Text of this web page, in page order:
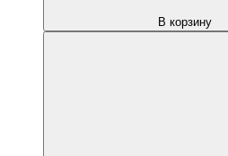
В корзину